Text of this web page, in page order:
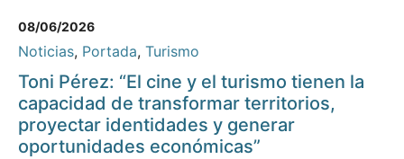
08/06/2026
Noticias, Portada, Turismo
Toni Pérez: “El cine y el turismo tienen la
capacidad de transformar territorios,
proyectar identidades y generar
oportunidades económicas”